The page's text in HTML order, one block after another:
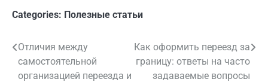
Categories: Полезные статьи
Навигация
по
Отличия между
самостоятельной
организацией переезда и
Как оформить переезд за
границу: ответы на часто
задаваемые вопросы